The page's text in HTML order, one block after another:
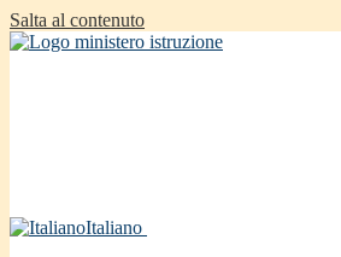
Salta al contenuto
Italiano